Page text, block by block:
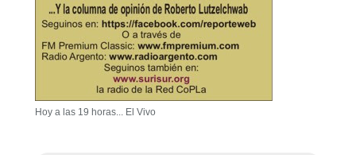
Hoy a las 19 horas... El Vivo